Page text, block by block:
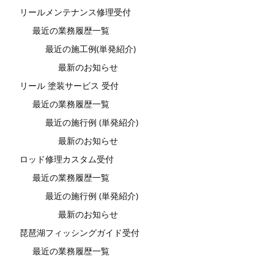
リールメンテナンス修理受付
最近の業務履歴一覧
最近の施工例(単発紹介)
最新のお知らせ
リール 塗装サービス 受付
最近の業務履歴一覧
最近の施行例 (単発紹介)
最新のお知らせ
ロッド修理カスタム受付
最近の業務履歴一覧
最近の施行例 (単発紹介)
最新のお知らせ
琵琶湖フィッシングガイド受付
最近の業務履歴一覧